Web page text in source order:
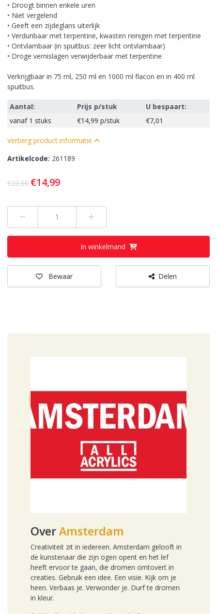
• Droogt binnen enkele uren
• Niet vergelend
• Geeft een zijdeglans uiterlijk
• Verdunbaar met terpentine, kwasten reinigen met terpentine
• Ontvlambaar (in spuitbus: zeer licht ontvlambaar)
• Droge vernislagen verwijderbaar met terpentine
Verkrijgbaar in 75 ml, 250 ml en 1000 ml flacon en in 400 ml
spuitbus.
Aantal: Prijs p/stuk
U bespaart:
vanaf 1 stuks €14,99 p/stuk €7,01
Verberg product informatie
Artikelcode: 261189
€22,00 €14,99
In winkelmand
Bewaar Delen
OverAmsterdam
Creativiteit zit in iedereen. Amsterdam gelooft in
de kunstenaar die zijn ogen opent en het lef
heeft ervoor te gaan, die dromen omtovert in
creaties. Gebruik een idee. Een visie. Kijk om je
heen. Verbaas je. Verwonder je. Durf te dromen
in kleur.